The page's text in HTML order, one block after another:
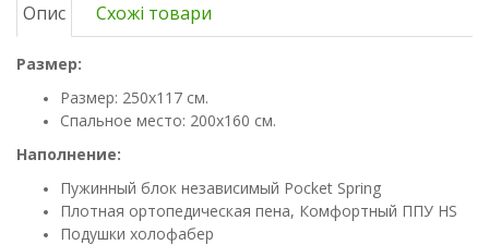
Опис Схожі товари
Размер:
Размер: 250x117 см.
Спальное место: 200x160 см.
Наполнение:
Пужинный блок независимый Pocket Spring
Плотная ортопедическая пена, Комфортный ППУ HS
Подушки холофабер